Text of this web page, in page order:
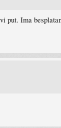
put. Ima